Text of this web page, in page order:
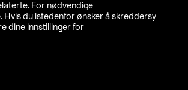
For nødvendige
Hvis du istedenfor ønsker å skreddersy
dine innstillinger for